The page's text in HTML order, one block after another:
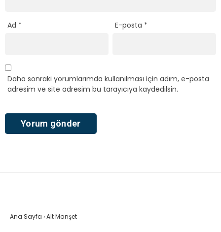
Ad * E-posta *
Daha sonraki yorumlarımda kullanılması için adım, e-posta
adresim ve site adresim bu tarayıcıya kaydedilsin.
Ana Sayfa ›Alt Manşet